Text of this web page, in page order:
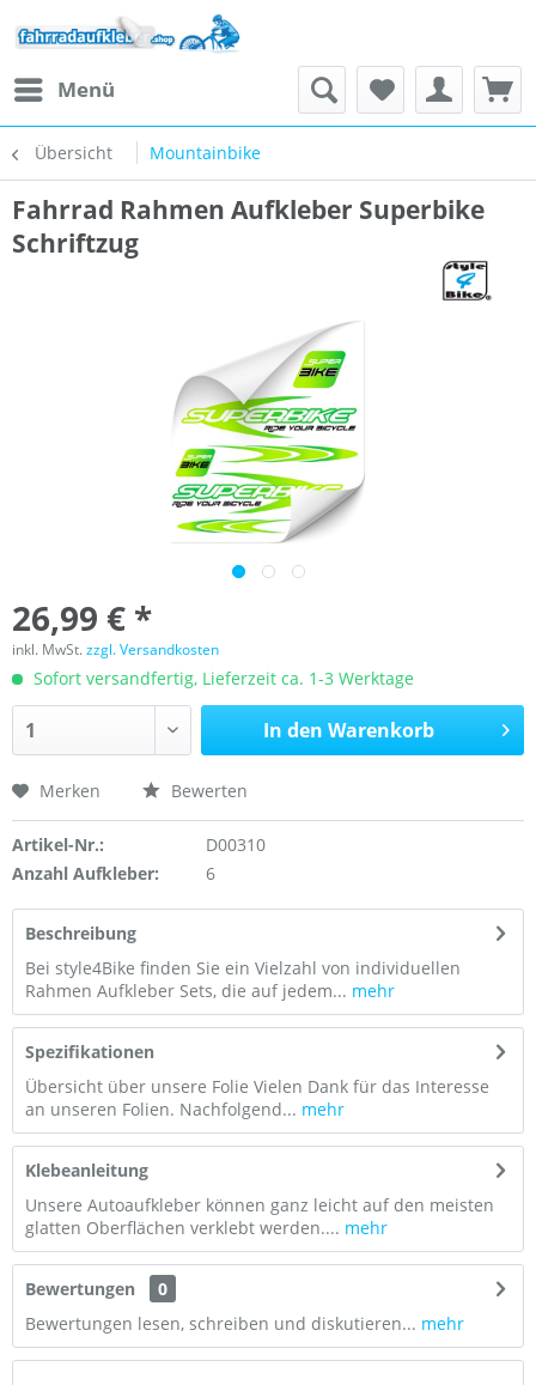
Menü
Übersicht Mountainbike
Fahrrad Rahmen Aufkleber Superbike
Schriftzug
26,99 € *
inkl. MwSt.zzgl. Versandkosten
Sofort versandfertig, Lieferzeit ca. 1-3 Werktage
In den Warenkorb
Merken Bewerten
Artikel-Nr.:
D00310
Anzahl Aufkleber:
6
Beschreibung
Bei style4Bike finden Sie ein Vielzahl von individuellen
Rahmen Aufkleber Sets, die auf jedem... mehr
Spezifikationen
Übersicht über unsere Folie Vielen Dank für das Interesse
an unseren Folien. Nachfolgend... mehr
Klebeanleitung
Unsere Autoaufkleber können ganz leicht auf den meisten
glatten Oberflächen verklebt werden.... mehr
Bewertungen
0
Bewertungen lesen, schreiben und diskutieren... mehr